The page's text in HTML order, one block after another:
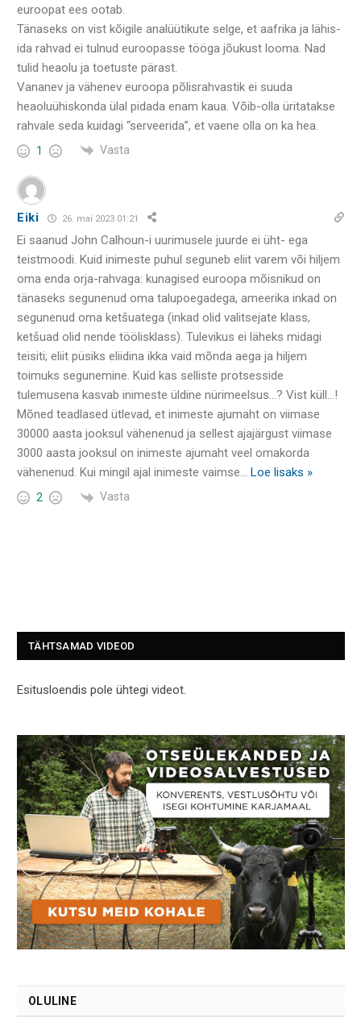
euroopat ees ootab.
Tänaseks on vist kõigile analüütikute selge, et aafrika ja lähis-
ida rahvad ei tulnud euroopasse tööga jõukust looma. Nad
tulid heaolu ja toetuste pärast.
Vananev ja vähenev euroopa põlisrahvastik ei suuda
heaoluühiskonda ülal pidada enam kaua. Võib-olla üritatakse
rahvale seda kuidagi “serveerida”, et vaene olla on ka hea.
1 Vasta
Eiki 26. mai 2023 01:21
Ei saanud John Calhoun-i uurimusele juurde ei üht- ega
teistmoodi. Kuid inimeste puhul seguneb eliit varem või hiljem
oma enda orja-rahvaga: kunagised euroopa mõisnikud on
tänaseks segunenud oma talupoegadega, ameerika inkad on
segunenud oma ketšuatega (inkad olid valitsejate klass,
ketšuad olid nende töölisklass). Tulevikus ei läheks midagi
teisiti; eliit püsiks eliidina ikka vaid mõnda aega ja hiljem
toimuks segunemine. Kuid kas selliste protsesside
tulemusena kasvab inimeste üldine nürimeelsus…? Vist küll…!
Mõned teadlased ütlevad, et inimeste ajumaht on viimase
30000 aasta jooksul vähenenud ja sellest ajajärgust viimase
3000 aasta jooksul on inimeste ajumaht veel omakorda
vähenenud. Kui mingil ajal inimeste vaimse… Loe lisaks »
2 Vasta
TÄHTSAMAD VIDEOD
Esitusloendis pole ühtegi videot.
OLULINE